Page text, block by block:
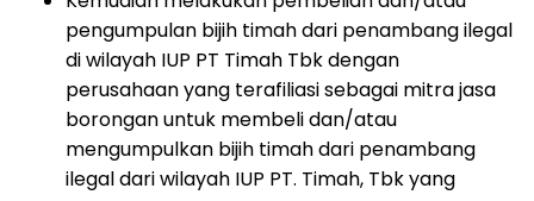
pengumpulan bijih timah dari penambang ilegal
di wilayah IUP PT Timah Tbk dengan
perusahaan yang terafiliasi sebagai mitra jasa
borongan untuk membeli dan/atau
mengumpulkan bijih timah dari penambang
ilegal dari wilayah IUP PT. Timah, Tbk yang